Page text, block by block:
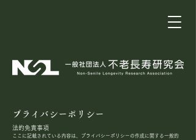
プライバシーポリシー
法的免責事項
ここに記載されている内容は、プライバシーポリシーの作成に関する一般的